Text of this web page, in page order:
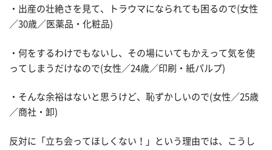
・出産の壮絶さを見て、トラウマになられても困るので(女性
／30歳／医薬品・化粧品)
・何をするわけでもないし、その場にいてもかえって気を使
ってしまうだけなので(女性／24歳／印刷・紙パルプ)
・そんな余裕はないと思うけど、恥ずかしいので(女性／25歳
／商社・卸)
反対に「立ち会ってほしくない！」という理由では、こうし